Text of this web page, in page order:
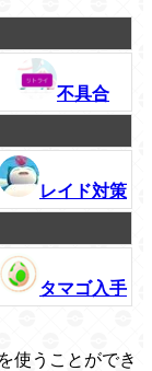
不具合
レイド対策
タマゴ入手
使うことができ